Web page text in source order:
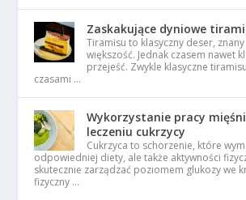
Zaskakujące dyniowe
Tiramisu to klasyczny deser,
większość. Jednak czasem nawet
przejeść. Zwykle klasyczne
czasami …
Wykorzystanie pracy
leczeniu cukrzycy
Cukrzyca to schorzenie, które
odpowiedniej diety, ale także aktywności
skutecznie zarządzać poziomem glukozy we
fizyczny …